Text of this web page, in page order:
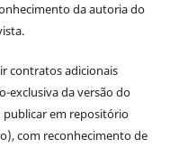
da autoria do
contratos adicionais
exclusiva da versão do
publicar em repositório
com reconhecimento de